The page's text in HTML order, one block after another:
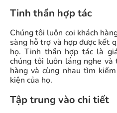
Tinh thần hợp tác
Chúng tôi luôn coi khách
sàng hỗ trợ và hợp được kết
họ. Tinh thần hợp tác là
chúng tôi luôn lắng nghe và
hàng và cùng nhau tìm
kiện của họ.
Tập trung vào chi tiết